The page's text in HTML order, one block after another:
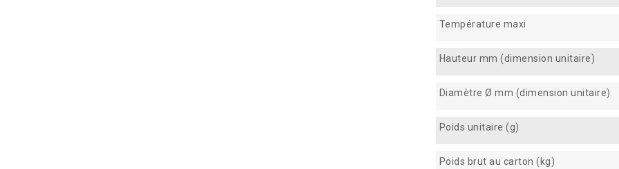
Température maxi
Hauteur mm (dimension unitaire)
Diamètre Ø mm (dimension unitaire)
Poids unitaire (g)
Poids brut au carton (kg)